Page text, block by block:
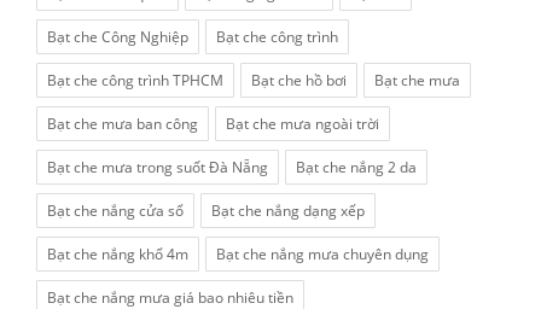
Bạt che Công Nghiệp Bạt che công trình
Bạt che công trình TPHCM Bạt che hồ bơi Bạt che mưa
Bạt che mưa ban công Bạt che mưa ngoài trời
Bạt che mưa trong suốt Đà Nẵng Bạt che nắng 2 da
Bạt che nắng cửa sổ Bạt che nắng dạng xếp
Bạt che nắng khổ 4m Bạt che nắng mưa chuyên dụng
Bạt che nắng mưa giá bao nhiêu tiền